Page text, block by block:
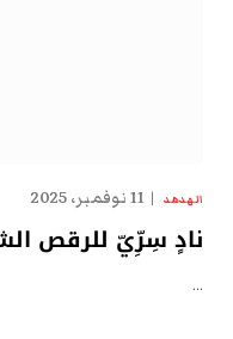
الهدهد 11 نوفمبر، 2025
نادٍ سِرِّيّ للرقص
…